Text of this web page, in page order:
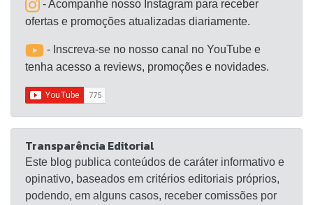
- Acompanhe nosso Instagram para receber
ofertas e promoções atualizadas diariamente.
- Inscreva-se no nosso canal no YouTube e
tenha acesso a reviews, promoções e novidades.
Transparência Editorial
Este blog publica conteúdos de caráter informativo e
opinativo, baseados em critérios editoriais próprios,
podendo, em alguns casos, receber comissões por